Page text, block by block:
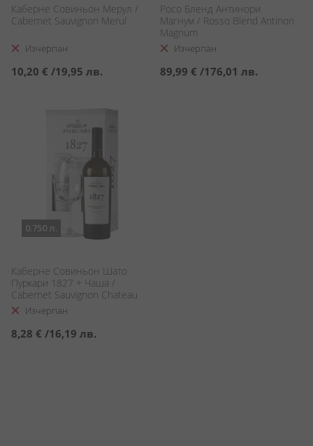
Каберне Совиньон Мерул /
Cabernet Sauvignon Merul
Изчерпан
10,20 € /19,95 лв.
Росо Бленд Антинори
Магнум / Rosso Blend Antinori
Magnum
Изчерпан
89,99 € /176,01 лв.
0.750 л.
Каберне Совиньон Шато
Пуркари 1827 + Чаша /
Cabernet Sauvignon Chateau
Purcari 1827 + Glass
Изчерпан
8,28 € /16,19 лв.